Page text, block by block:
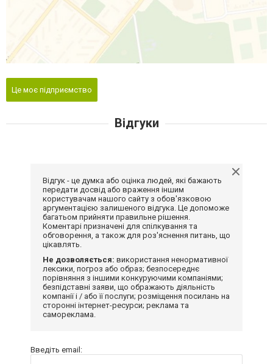
Це моє підприємство
Відгуки
Відгук - це думка або оцінка людей, які бажають
передати досвід або враження іншим
користувачам нашого сайту з обов'язковою
аргументацією залишеного відгука. Це допоможе
багатьом прийняти правильне рішення.
Коментарі призначені для спілкування та
обговорення, а також для роз'яснення питань, що
цікавлять.
Не дозволяється: використання ненормативної
лексики, погроз або образ; безпосереднє
порівняння з іншими конкуруючими компаніями;
безпідставні заяви, що ображають діяльність
компанії і / або її послуги; розміщення посилань на
сторонні інтернет-ресурси; реклама та
самореклама.
Введіть email: